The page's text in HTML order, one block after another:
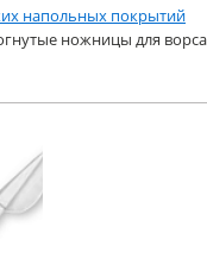
напольных покрытий
ножницы для ворса